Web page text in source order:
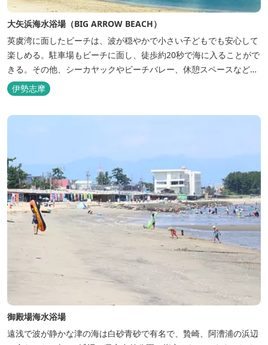
大矢浜海水浴場（BIG ARROW BEACH）
英虞湾に面したビーチは、波が穏やかで小さい子どもでも安心して
楽しめる。駐車場もビーチに面し、徒歩約20秒で海に入ることがで
きる。その他、シーカヤックやビーチバレー、休憩スペースなども
ある。 ◯海水浴場について ・海水浴期間：2025年7月19日（土）
〜 8月24日（日） ・営業時間：8:00 〜 16:00 ・トイレ：あり（多
伊勢志摩
御殿場海水浴場
遠浅で波が静かな津の海は白砂青砂で有名で、贄崎、阿漕浦の浜辺